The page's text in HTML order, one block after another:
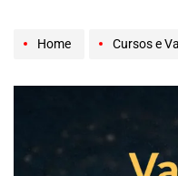
Home Cursos e